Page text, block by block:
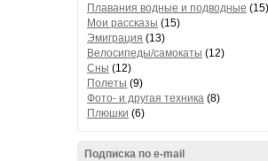
Плавания водные и подводные (15)
Мои рассказы (15)
Эмиграция (13)
Велосипеды/самокаты (12)
Сны (12)
Полеты (9)
Фото- и другая техника (8)
Плюшки (6)
Подписка по e-mail